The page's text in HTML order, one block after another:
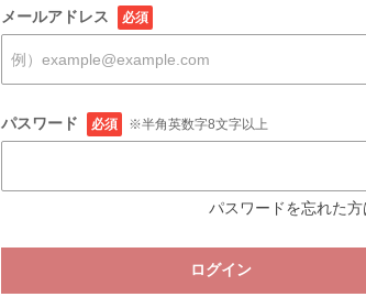
メールアドレス 必須
パスワード 必須 ※半角英数字8文字以上
パスワードを忘れた方
ログイン